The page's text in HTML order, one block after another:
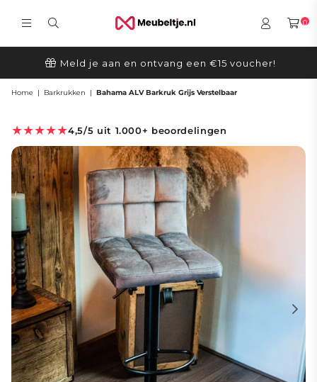
MEUBELTJE.NL
0
Meld je aan en ontvang een €15 voucher!
Home | Barkrukken | Bahama ALV Barkruk Grijs Verstelbaar
★★★★★4,5/5 uit 1.000+ beoordelingen